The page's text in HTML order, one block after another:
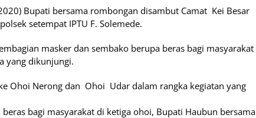
Bupati bersama rombongan disambut Camat Kei Besar
setempat IPTU F. Solemede.
masker dan sembako berupa beras bagi masyarakat
yang dikunjungi.
Ohoi Nerong dan Ohoi Udar dalam rangka kegiatan yang
bagi masyarakat di ketiga ohoi, Bupati Haubun bersama